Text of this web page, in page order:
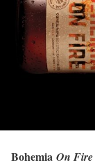
Bohemia On Fire